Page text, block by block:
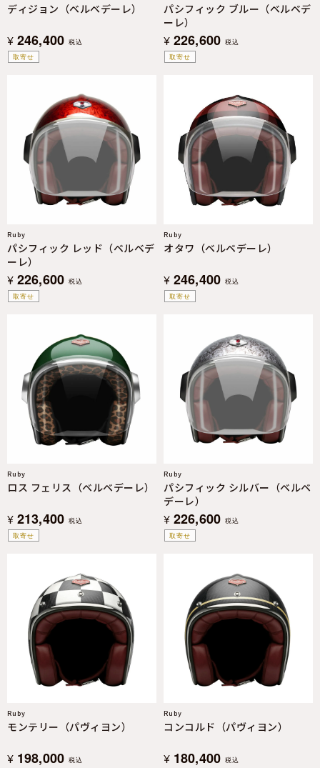
取寄せ
ディジョン（ベルベデーレ）
¥ 246,400 税込
取寄せ
パシフィック ブルー（ベルベデ
ーレ）
¥ 226,600 税込
取寄せ
Ruby
パシフィック レッド（ベルベデ
ーレ）
¥ 226,600 税込
取寄せ
Ruby
オタワ（ベルベデーレ）
¥ 246,400 税込
取寄せ
Ruby
ロス フェリス（ベルベデーレ）
¥ 213,400 税込
取寄せ
Ruby
パシフィック シルバー（ベルベ
デーレ）
¥ 226,600 税込
Ruby
モンテリー（パヴィヨン）
¥ 198,000 税込
Ruby
コンコルド（パヴィヨン）
¥ 180,400 税込